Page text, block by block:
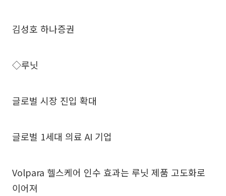
김성호 하나증권
◇루닛
글로벌 시장 진입 확대
글로벌 1세대 의료 AI 기업
Volpara 헬스케어 인수 효과는 루닛 제품 고도화로
이어져